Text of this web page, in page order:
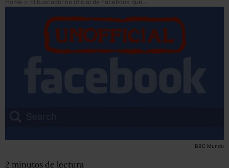
Home > El buscador no oficial de Facebook que te ayuda a encontrarlo todo
BBC Mundo
2 minutos de lectura